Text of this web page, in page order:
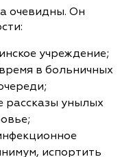
очевидны. Он
учреждение;
в больничных
рассказы унылых
испортить